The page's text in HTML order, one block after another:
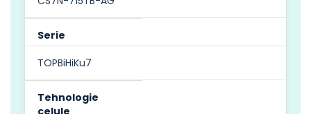
Serie
TOPBiHiKu7
Tehnologie
celule